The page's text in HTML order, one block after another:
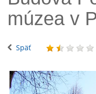
múzea v
Späť